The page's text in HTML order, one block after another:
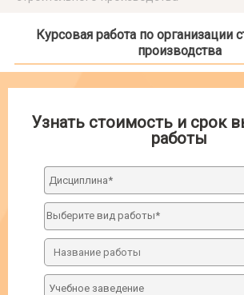
Курсовая работа по организации
производства
Узнать стоимость и срок
работы
Дисциплина*
Учебное заведение